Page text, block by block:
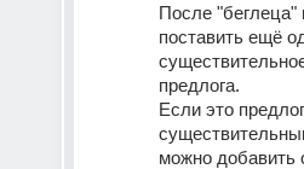
После "беглеца"
поставить ещё
предлога.
Если это
можно добавить